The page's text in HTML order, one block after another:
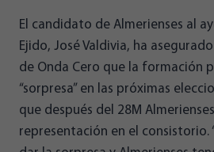
El candidato de Almerienses al
Ejido, José Valdivia, ha
de Onda Cero que la formación
“sorpresa” en las próximas
que después del 28M
representación en el consistorio.